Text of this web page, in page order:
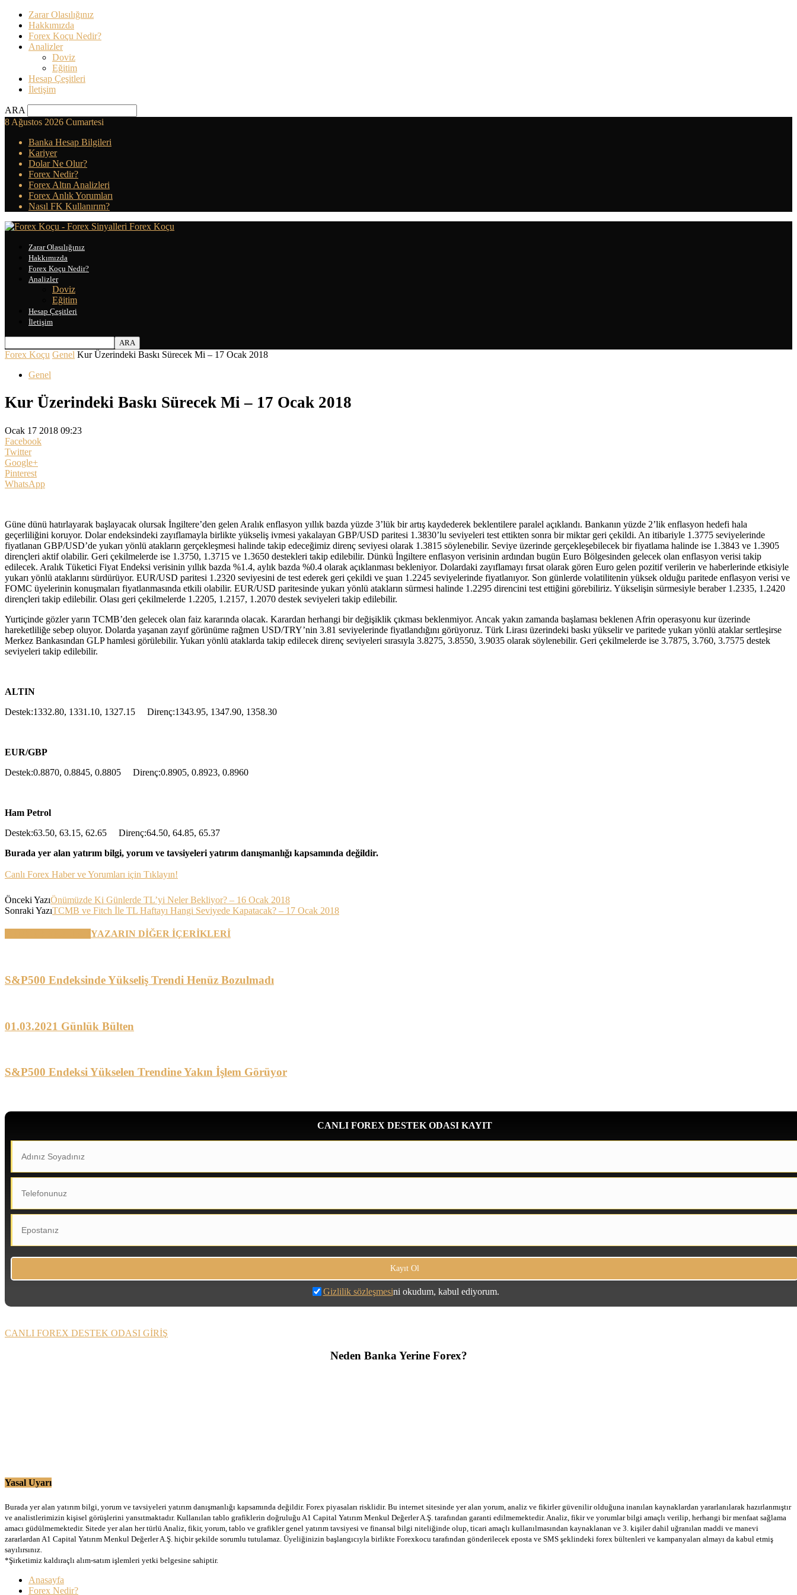
Zarar Olasılığınız
Hakkımızda
Forex Koçu Nedir?
Analizler
Doviz
Eğitim
Hesap Çeşitleri
İletişim
ARA
8 Ağustos 2026 Cumartesi
Banka Hesap Bilgileri
Kariyer
Dolar Ne Olur?
Forex Nedir?
Forex Altın Analizleri
Forex Anlık Yorumları
Nasıl FK Kullanırım?
Forex Koçu
Zarar Olasılığınız
Hakkımızda
Forex Koçu Nedir?
Analizler
Doviz
Eğitim
Hesap Çeşitleri
İletişim
Forex Koçu Genel Kur Üzerindeki Baskı Sürecek Mi – 17 Ocak 2018
Genel
Kur Üzerindeki Baskı Sürecek Mi – 17 Ocak 2018
Ocak 17 2018 09:23
Facebook
Twitter
Google+
Pinterest
WhatsApp
Güne dünü hatırlayarak başlayacak olursak İngiltere’den gelen Aralık enflasyon yıllık bazda yüzde 3’lük bir artış kaydederek beklentilere paralel açıklandı. Bankanın yüzde 2’lik enflasyon hedefi hala
geçerliliğini koruyor. Dolar endeksindeki zayıflamayla birlikte yükseliş ivmesi yakalayan GBP/USD paritesi 1.3830’lu seviyeleri test ettikten sonra bir miktar geri çekildi. An itibariyle 1.3775 seviyelerinde
fiyatlanan GBP/USD’de yukarı yönlü atakların gerçekleşmesi halinde takip edeceğimiz direnç seviyesi olarak 1.3815 söylenebilir. Seviye üzerinde gerçekleşebilecek bir fiyatlama halinde ise 1.3843 ve 1.3905
dirençleri aktif olabilir. Geri çekilmelerde ise 1.3750, 1.3715 ve 1.3650 destekleri takip edilebilir. Dünkü İngiltere enflasyon verisinin ardından bugün Euro Bölgesinden gelecek olan enflasyon verisi takip
edilecek. Aralık Tüketici Fiyat Endeksi verisinin yıllık bazda %1.4, aylık bazda %0.4 olarak açıklanması bekleniyor. Dolardaki zayıflamayı fırsat olarak gören Euro gelen pozitif verilerin ve haberlerinde etkisiyle
yukarı yönlü ataklarını sürdürüyor. EUR/USD paritesi 1.2320 seviyesini de test ederek geri çekildi ve şuan 1.2245 seviyelerinde fiyatlanıyor. Son günlerde volatilitenin yüksek olduğu paritede enflasyon verisi ve
FOMC üyelerinin konuşmaları fiyatlanmasında etkili olabilir. EUR/USD paritesinde yukarı yönlü atakların sürmesi halinde 1.2295 direncini test ettiğini görebiliriz. Yükselişin sürmesiyle beraber 1.2335, 1.2420
dirençleri takip edilebilir. Olası geri çekilmelerde 1.2205, 1.2157, 1.2070 destek seviyeleri takip edilebilir.
Yurtiçinde gözler yarın TCMB’den gelecek olan faiz kararında olacak. Karardan herhangi bir değişiklik çıkması beklenmiyor. Ancak yakın zamanda başlaması beklenen Afrin operasyonu kur üzerinde
hareketliliğe sebep oluyor. Dolarda yaşanan zayıf görünüme rağmen USD/TRY’nin 3.81 seviyelerinde fiyatlandığını görüyoruz. Türk Lirası üzerindeki baskı yükselir ve paritede yukarı yönlü ataklar sertleşirse
Merkez Bankasından GLP hamlesi görülebilir. Yukarı yönlü ataklarda takip edilecek direnç seviyeleri sırasıyla 3.8275, 3.8550, 3.9035 olarak söylenebilir. Geri çekilmelerde ise 3.7875, 3.760, 3.7575 destek
seviyeleri takip edilebilir.
ALTIN
Destek:1332.80, 1331.10, 1327.15 Direnç:1343.95, 1347.90, 1358.30
EUR/GBP
Destek:0.8870, 0.8845, 0.8805 Direnç:0.8905, 0.8923, 0.8960
Ham Petrol
Destek:63.50, 63.15, 62.65 Direnç:64.50, 64.85, 65.37
Burada yer alan yatırım bilgi, yorum ve tavsiyeleri yatırım danışmanlığı kapsamında değildir.
Canlı Forex Haber ve Yorumları için Tıklayın!
Önceki YazıÖnümüzde Ki Günlerde TL’yi Neler Bekliyor? – 16 Ocak 2018
Sonraki YazıTCMB ve Fitch İle TL Haftayı Hangi Seviyede Kapatacak? – 17 Ocak 2018
YAZARIN DİĞER İÇERİKLERİ
S&P500 Endeksinde Yükseliş Trendi Henüz Bozulmadı
01.03.2021 Günlük Bülten
S&P500 Endeksi Yükselen Trendine Yakın İşlem Görüyor
CANLI FOREX DESTEK ODASI KAYIT
Gizlilik sözleşmesini okudum, kabul ediyorum.
CANLI FOREX DESTEK ODASI GİRİŞ
Neden Banka Yerine Forex?
Yasal Uyarı
Burada yer alan yatırım bilgi, yorum ve tavsiyeleri yatırım danışmanlığı kapsamında değildir. Forex piyasaları risklidir. Bu internet sitesinde yer alan yorum, analiz ve fikirler güvenilir olduğuna inanılan kaynaklardan yararlanılarak hazırlanmıştır
ve analistlerimizin kişisel görüşlerini yansıtmaktadır. Kullanılan tablo grafiklerin doğruluğu A1 Capital Yatırım Menkul Değerler A.Ş. tarafından garanti edilmemektedir. Analiz, fikir ve yorumlar bilgi amaçlı verilip, herhangi bir menfaat sağlama
amacı güdülmemektedir. Sitede yer alan her türlü Analiz, fikir, yorum, tablo ve grafikler genel yatırım tavsiyesi ve finansal bilgi niteliğinde olup, ticari amaçlı kullanılmasından kaynaklanan ve 3. kişiler dahil uğranılan maddi ve manevi
zararlardan A1 Capital Yatırım Menkul Değerler A.Ş. hiçbir şekilde sorumlu tutulamaz. Üyeliğinizin başlangıcıyla birlikte Forexkocu tarafından gönderilecek eposta ve SMS şeklindeki forex bültenleri ve kampanyaları almayı da kabul etmiş
sayılırsınız.
*Şirketimiz kaldıraçlı alım-satım işlemleri yetki belgesine sahiptir.
Anasayfa
Forex Nedir?